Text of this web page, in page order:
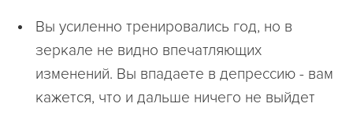
Вы усиленно тренировались год, но в
зеркале не видно впечатляющих
изменений. Вы впадаете в депрессию - вам
кажется, что и дальше ничего не выйдет